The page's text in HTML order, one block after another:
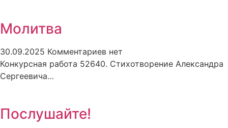
Молитва
30.09.2025 Комментариев нет
Конкурсная работа 52640. Стихотворение Александра
Сергеевича…
Послушайте!